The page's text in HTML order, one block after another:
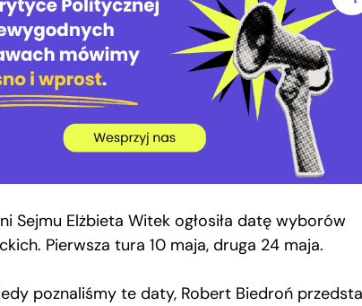
Sejmu Elżbieta Witek ogłosiła datę wyborów
Pierwsza tura 10 maja, druga 24 maja.
poznaliśmy te daty, Robert Biedroń